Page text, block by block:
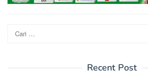
Cari
untuk:
Recent Post